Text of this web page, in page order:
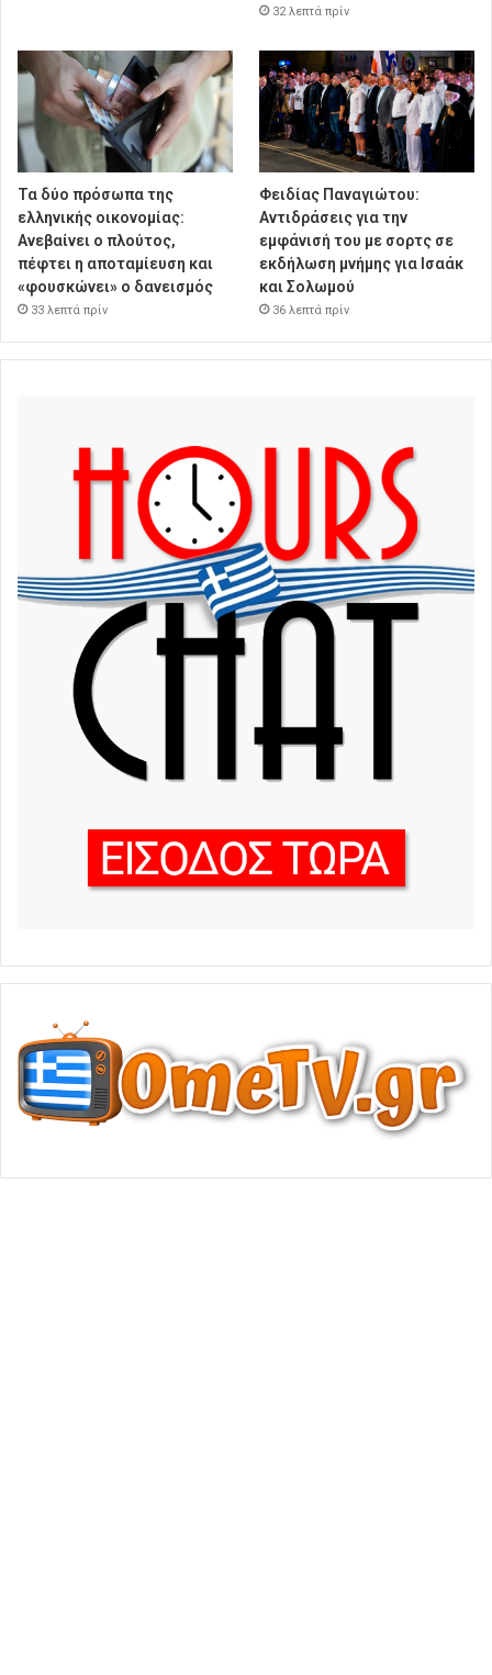
32 λεπτά πρίν
Τα δύο πρόσωπα της
ελληνικής οικονομίας:
Aνεβαίνει ο πλούτος,
πέφτει η αποταμίευση και
«φουσκώνει» ο δανεισμός
33 λεπτά πρίν
Φειδίας Παναγιώτου:
Αντιδράσεις για την
εμφάνισή του με σορτς σε
εκδήλωση μνήμης για Ισαάκ
και Σολωμού
36 λεπτά πρίν